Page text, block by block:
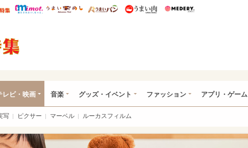
* ウレぴあ総研 ディズニー特集
mimot. うまいめし うまいパン うまい肉
レビ・映画 音楽 グッズ・イベント ファッション アプリ・ゲーム
写 ピクサー マーベル ルーカスフィルム